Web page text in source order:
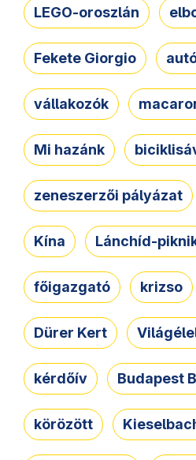
LEGO-oroszlán
Fekete Giorgio
vállakozók
Mi hazánk
zeneszerzői pályázat
Kína Lánchíd-
főigazgató krizso
Dürer Kert
kérdőív Budapest
körözött